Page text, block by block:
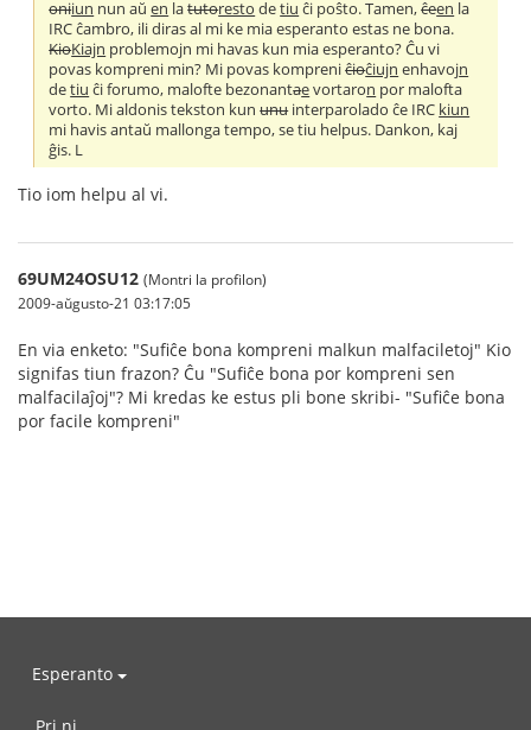
oniiun nun aŭen latutoresto detiu ĉi poŝto. Tamen,ĉeen la
IRC ĉambro, ili diras al mi ke mia esperanto estas ne bona.
KioKiajn problemojn mi havas kun mia esperanto? Ĉu vi
povas kompreni min? Mi povas kompreniĉioĉiujn enhavojn
detiu ĉi forumo, malofte bezonantaevortaron por malofta
vorto. Mi aldonis tekston kununuinterparolado ĉe IRC kiun
mi havis antaŭ mallonga tempo, se tiu helpus. Dankon, kaj
ĝis. L
Tio iom helpu al vi.
69UM24OSU12 (Montri la profilon)
2009-aŭgusto-21 03:17:05
En via enketo: "Sufiĉe bona kompreni malkun malfaciletoj" Kio
signifas tiun frazon? Ĉu "Sufiĉe bona por kompreni sen
malfacilaĵoj"? Mi kredas ke estus pli bone skribi- "Sufiĉe bona
por facile kompreni"
Esperanto